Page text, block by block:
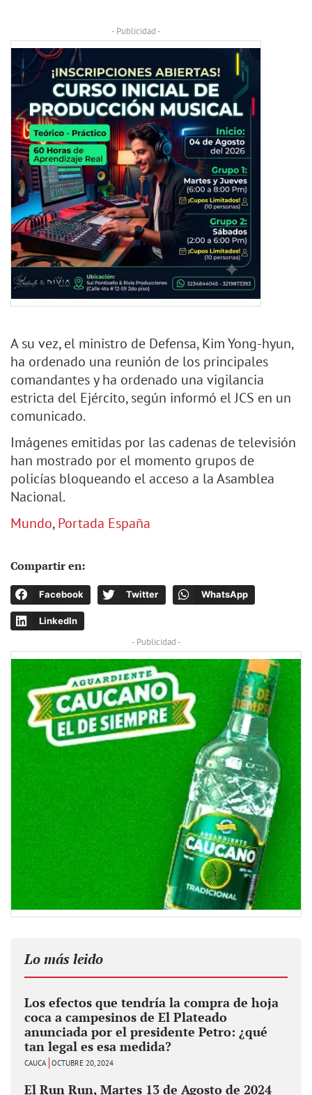
- Publicidad -
A su vez, el ministro de Defensa, Kim Yong-hyun,
ha ordenado una reunión de los principales
comandantes y ha ordenado una vigilancia
estricta del Ejército, según informó el JCS en un
comunicado.
Imágenes emitidas por las cadenas de televisión
han mostrado por el momento grupos de
policías bloqueando el acceso a la Asamblea
Nacional.
Mundo,Portada España
Compartir en:
Facebook Twitter WhatsApp
LinkedIn
- Publicidad -
Lo más leido
Los efectos que tendría la compra de hoja
coca a campesinos de El Plateado
anunciada por el presidente Petro: ¿qué
tan legal es esa medida?
CAUCA OCTUBRE 20, 2024
El Run Run, Martes 13 de Agosto de 2024